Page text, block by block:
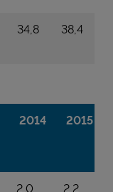
34,8 38,4
2014 2015
2,0 2,2